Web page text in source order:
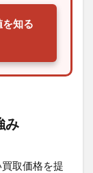
知る
み
取価格を提